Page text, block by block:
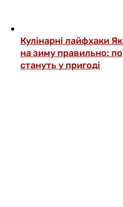
Кулінарні лайфхаки
на зиму правильно:
стануть у пригоді